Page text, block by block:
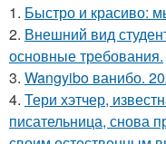
1. Быстро и красиво:
2. Внешний вид
основные требования.
3. Wangyibo ванибо.
4. Тери хэтчер,
писательница, снова